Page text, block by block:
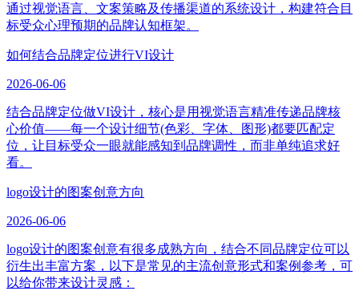
通过视觉语言、文案策略及传播渠道的系统设计，构建符合目
标受众心理预期的品牌认知框架。
如何结合品牌定位进行VI设计
2026-06-06
结合品牌定位做VI设计，核心是用视觉语言精准传递品牌核
心价值——每一个设计细节(色彩、字体、图形)都要匹配定
位，让目标受众一眼就能感知到品牌调性，而非单纯追求好
看。
logo设计的图案创意方向
2026-06-06
logo设计的图案创意有很多成熟方向，结合不同品牌定位可以
衍生出丰富方案，以下是常见的主流创意形式和案例参考，可
以给你带来设计灵感：